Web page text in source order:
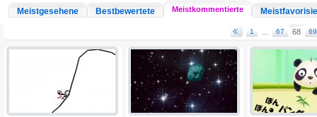
Meistgesehene Bestbewertete Meistkommentierte
1 67 68 69